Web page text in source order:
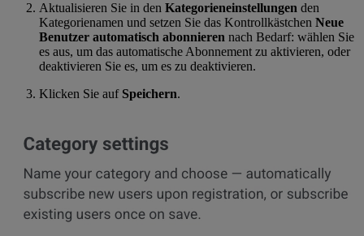
Aktualisieren Sie in den Kategorieneinstellungen den
Kategorienamen und setzen Sie das Kontrollkästchen Neue
Benutzer automatisch abonnieren nach Bedarf: wählen Sie
es aus, um das automatische Abonnement zu aktivieren, oder
deaktivieren Sie es, um es zu deaktivieren.
Klicken Sie auf Speichern.